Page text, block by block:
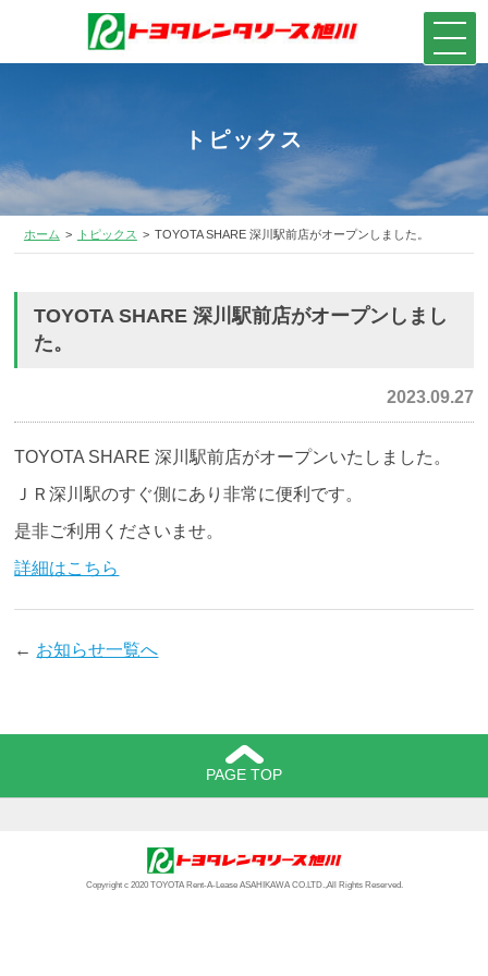
トピックス
ホーム トピックス TOYOTA SHARE 深川駅前店がオープンしました。
TOYOTA SHARE 深川駅前店がオープンしまし
た。
2023.09.27
TOYOTA SHARE 深川駅前店がオープンいたしました。
ＪＲ深川駅のすぐ側にあり非常に便利です。
是非ご利用くださいませ。
詳細はこちら
← お知らせ一覧へ
PAGE TOP
Copyright c 2020 TOYOTA Rent-A-Lease ASAHIKAWA CO.LTD.,All Rights Reserved.